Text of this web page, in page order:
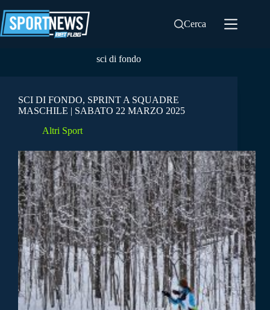
al
contenuto
Cerca
sci di fondo
SCI DI FONDO, SPRINT A SQUADRE
MASCHILE | SABATO 22 MARZO 2025
Altri Sport